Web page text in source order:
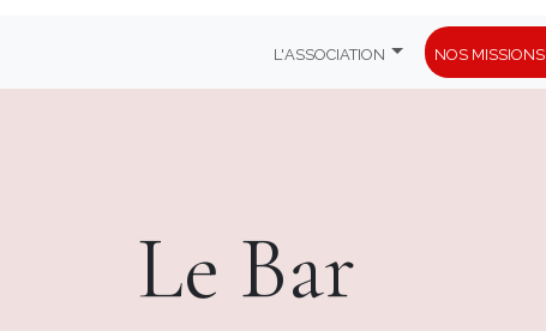
L'association Nos missions
Le Bar